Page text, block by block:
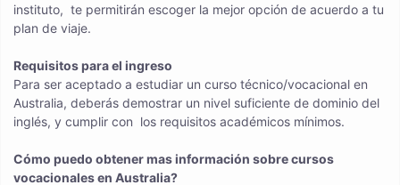
instituto, te permitirán escoger la mejor opción de acuerdo a tu
plan de viaje.
Requisitos para el ingreso
Para ser aceptado a estudiar un curso técnico/vocacional en
Australia, deberás demostrar un nivel suficiente de dominio del
inglés, y cumplir con los requisitos académicos mínimos.
Cómo puedo obtener mas información sobre cursos
vocacionales en Australia?